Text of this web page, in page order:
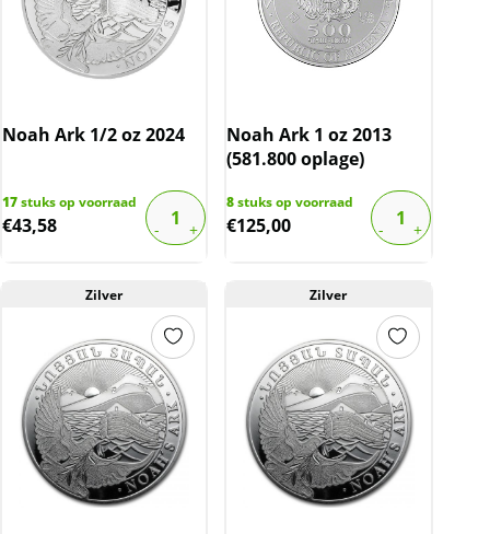
Noah Ark 1/2 oz 2024
17stuks op voorraad
€43,58
Noah Ark 1 oz 2013
(581.800 oplage)
8stuks op voorraad
€125,00
Zilver Zilver